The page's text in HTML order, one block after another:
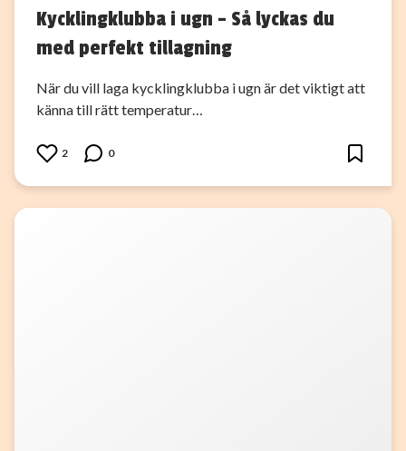
Kycklingklubba i ugn – Så lyckas du
med perfekt tillagning
När du vill laga kycklingklubba i ugn är det viktigt att
känna till rätt temperatur…
2 0